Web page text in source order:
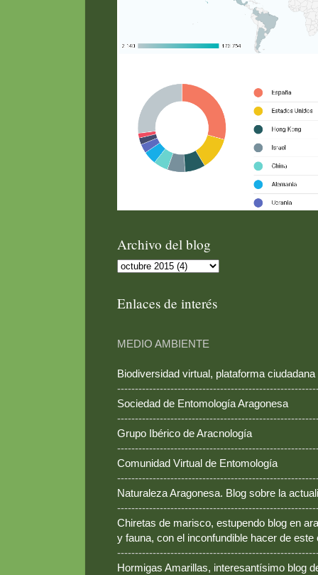
Archivo del blog
Enlaces de interés
MEDIO AMBIENTE
Biodiversidad virtual, plataforma ciudadana
Sociedad de Entomología Aragonesa
Grupo Ibérico de Aracnología
Comunidad Virtual de Entomología
Naturaleza Aragonesa. Blog sobre la
Chiretas de marisco, estupendo blog en
y fauna, con el inconfundible hacer de este
Hormigas Amarillas, interesantísimo blog